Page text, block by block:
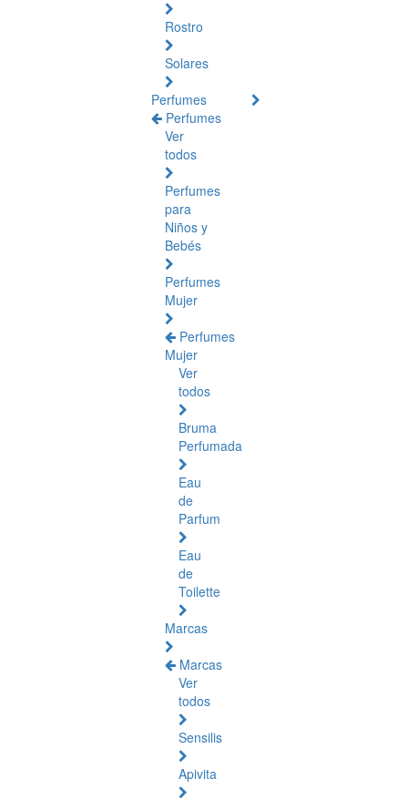
Rostro
Solares
Perfumes
Perfumes
Ver
todos
Perfumes
para
Niños y
Bebés
Perfumes
Mujer
Perfumes
Mujer
Ver
todos
Bruma
Perfumada
Eau
de
Parfum
Eau
de
Toilette
Marcas
Marcas
Ver
todos
Sensilis
Apivita